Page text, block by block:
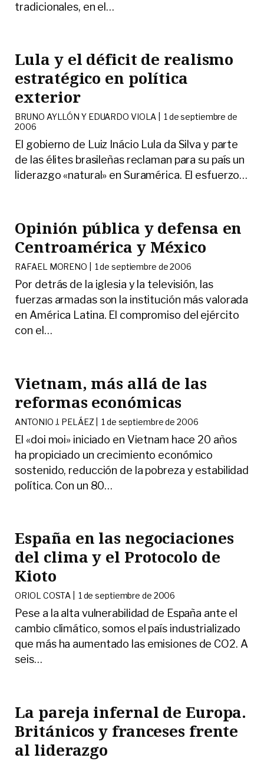
tradicionales, en el…
Lula y el déficit de realismo
estratégico en política
exterior
BRUNO AYLLÓN Y EDUARDO VIOLA | 1 de septiembre de
2006
El gobierno de Luiz Inácio Lula da Silva y parte
de las élites brasileñas reclaman para su país un
liderazgo «natural» en Suramérica. El esfuerzo…
Opinión pública y defensa en
Centroamérica y México
RAFAEL MORENO | 1 de septiembre de 2006
Por detrás de la iglesia y la televisión, las
fuerzas armadas son la institución más valorada
en América Latina. El compromiso del ejército
con el …
Vietnam, más allá de las
reformas económicas
ANTONIO J. PELÁEZ |1 de septiembre de 2006
El «doi moi» iniciado en Vietnam hace 20 años
ha propiciado un crecimiento económico
sostenido, reducción de la pobreza y estabilidad
política. Con un 80…
España en las negociaciones
del clima y el Protocolo de
Kioto
ORIOL COSTA | 1 de septiembre de 2006
Pese a la alta vulnerabilidad de España ante el
cambio climático, somos el país industrializado
que más ha aumentado las emisiones de CO2. A
seis…
La pareja infernal de Europa.
Británicos y franceses frente
al liderazgo